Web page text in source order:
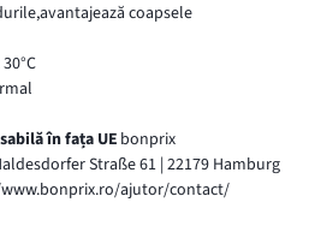
coapsele
în fața UE bonprix
Straße 61 | 22179 Hamburg
ajutor/contact/